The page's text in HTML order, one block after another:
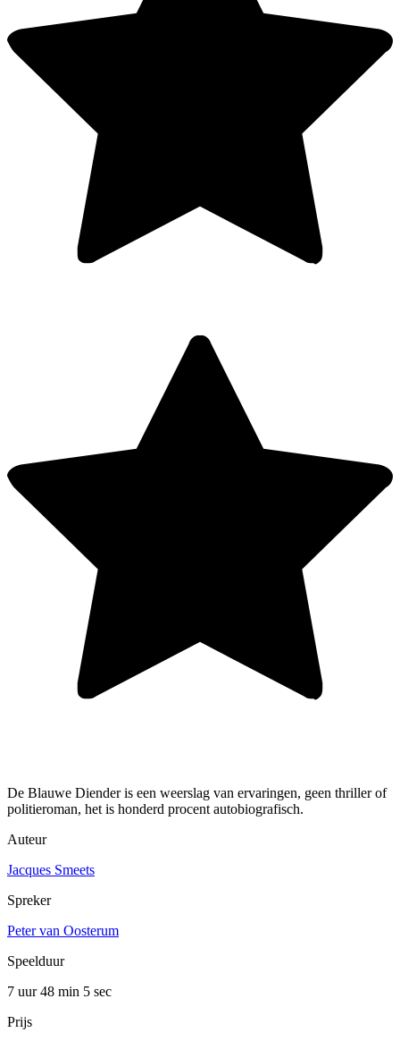
De Blauwe Diender is een weerslag van ervaringen, geen thriller of
politieroman, het is honderd procent autobiografisch.
Auteur
Jacques Smeets
Spreker
Peter van Oosterum
Speelduur
7 uur 48 min 5 sec
Prijs